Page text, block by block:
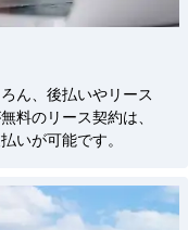
ん、後払いやリース
料のリース契約は、
いが可能です。